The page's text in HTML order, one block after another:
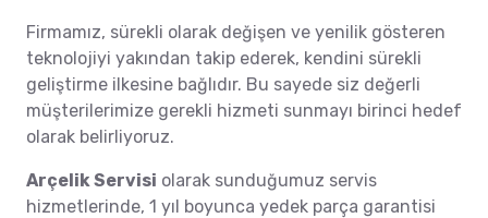
Firmamız, sürekli olarak değişen ve yenilik gösteren
teknolojiyi yakından takip ederek, kendini sürekli
geliştirme ilkesine bağlıdır. Bu sayede siz değerli
müşterilerimize gerekli hizmeti sunmayı birinci hedef
olarak belirliyoruz.
Arçelik Servisi olarak sunduğumuz servis
hizmetlerinde, 1 yıl boyunca yedek parça garantisi